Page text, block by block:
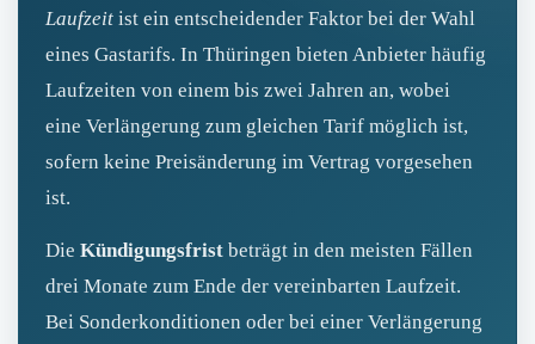
Laufzeit ist ein entscheidender Faktor bei der Wahl
eines Gastarifs. In Thüringen bieten Anbieter häufig
Laufzeiten von einem bis zwei Jahren an, wobei
eine Verlängerung zum gleichen Tarif möglich ist,
sofern keine Preisänderung im Vertrag vorgesehen
ist.
Die Kündigungsfrist beträgt in den meisten Fällen
drei Monate zum Ende der vereinbarten Laufzeit.
Bei Sonderkonditionen oder bei einer Verlängerung